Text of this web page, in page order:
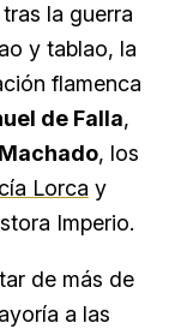
la guerra
y tablao, la
flamenca
de Falla,
, los
Lorca y
Imperio.
de más de
a las